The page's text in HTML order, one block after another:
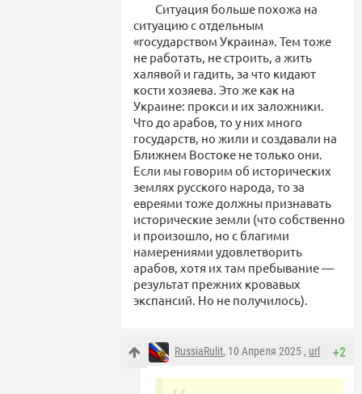
Ситуация больше похожа на
ситуацию с отдельным
«государством Украина». Тем тоже
не работать, не строить, а жить
халявой и гадить, за что кидают
кости хозяева. Это же как на
Украине: прокси и их заложники.
Что до арабов, то у них много
государств, но жили и создавали на
Ближнем Востоке не только они.
Если мы говорим об исторических
землях русского народа, то за
евреями тоже должны признавать
исторические земли (что собственно
и произошло, но с благими
намерениями удовлетворить
арабов, хотя их там пребывание —
результат прежних кровавых
экспансий. Но не получилось).
+2
RussiaRulit, 10 Апреля 2025 , url